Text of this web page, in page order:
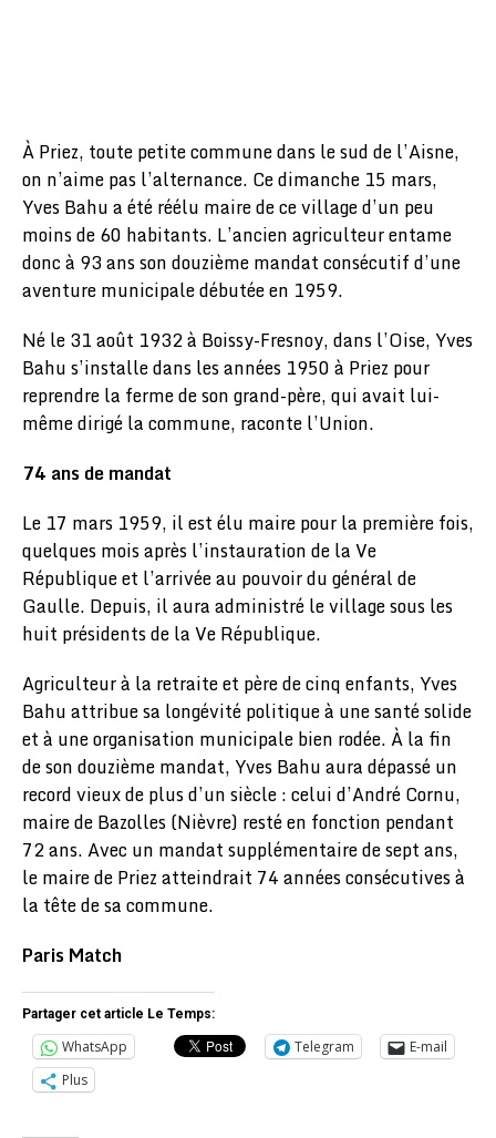
À Priez, toute petite commune dans le sud de l’Aisne,
on n’aime pas l’alternance. Ce dimanche 15 mars,
Yves Bahu a été réélu maire de ce village d’un peu
moins de 60 habitants. L’ancien agriculteur entame
donc à 93 ans son douzième mandat consécutif d’une
aventure municipale débutée en 1959.
Né le 31 août 1932 à Boissy-Fresnoy, dans l’Oise, Yves
Bahu s’installe dans les années 1950 à Priez pour
reprendre la ferme de son grand-père, qui avait lui-
même dirigé la commune, raconte l’Union.
74 ans de mandat
Le 17 mars 1959, il est élu maire pour la première fois,
quelques mois après l’instauration de la Ve
République et l’arrivée au pouvoir du général de
Gaulle. Depuis, il aura administré le village sous les
huit présidents de la Ve République.
Agriculteur à la retraite et père de cinq enfants, Yves
Bahu attribue sa longévité politique à une santé solide
et à une organisation municipale bien rodée. À la fin
de son douzième mandat, Yves Bahu aura dépassé un
record vieux de plus d’un siècle : celui d’André Cornu,
maire de Bazolles (Nièvre) resté en fonction pendant
72 ans. Avec un mandat supplémentaire de sept ans,
le maire de Priez atteindrait 74 années consécutives à
la tête de sa commune.
Paris Match
Partager cet article Le Temps:
WhatsApp Telegram
E-mail
Plus